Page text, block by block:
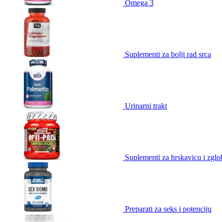
Omega 3
Suplementi za bolji rad srca
Urinarni trakt
Suplementi za hrskavicu i
Preparati za seks i potenciju